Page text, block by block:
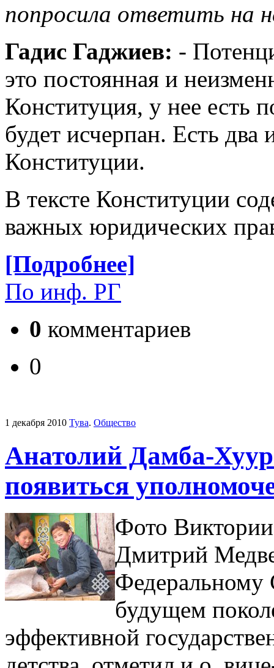
попросила ответить на
Гадис Гаджиев: -
это постоянная и
Конституция, у нее есть
будет исчерпан. Есть два
Конституции.
В тексте Конституции
важных юридических
[Подробнее]
По инф. РГ
0 комментариев
0
1 декабря 2010 Тува. Общество
Анатолий Дамба-
появиться
Фото
Дмитрий
Федеральному
будущем
эффективной